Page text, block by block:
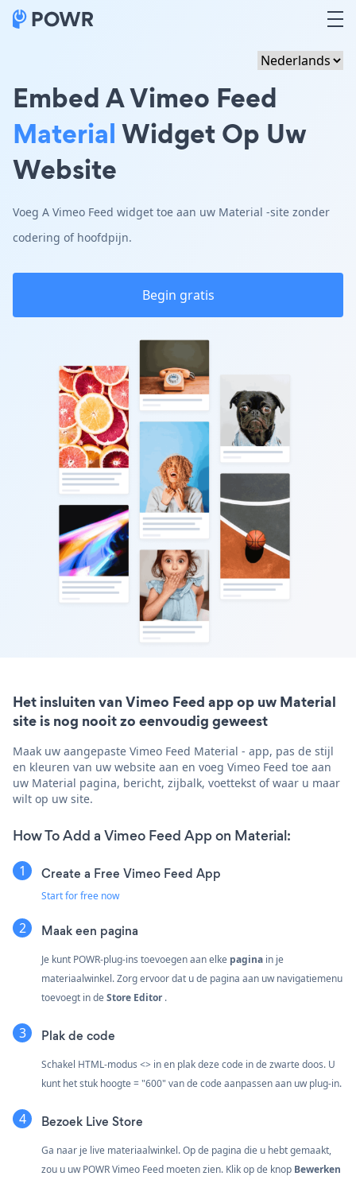
Embed A Vimeo Feed
MaterialWidget Op Uw
Website
Voeg A Vimeo Feed widget toe aan uw Material -site zonder
codering of hoofdpijn.
Begin gratis
Het insluiten van Vimeo Feed app op uw Material
site is nog nooit zo eenvoudig geweest
Maak uw aangepaste Vimeo Feed Material - app, pas de stijl
en kleuren van uw website aan en voeg Vimeo Feed toe aan
uw Material pagina, bericht, zijbalk, voettekst of waar u maar
wilt op uw site.
How To Add a Vimeo Feed App on Material:
Create a Free Vimeo Feed App
Start for free now
Maak een pagina
Je kunt POWR-plug-ins toevoegen aan elke pagina in je
materiaalwinkel. Zorg ervoor dat u de pagina aan uw navigatiemenu
toevoegt in deStore Editor.
Plak de code
Schakel HTML-modus <> in en plak deze code in de zwarte doos. U
kunt het stuk hoogte = "600" van de code aanpassen aan uw plug-in.
Bezoek Live Store
Ga naar je live materiaalwinkel. Op de pagina die u hebt gemaakt,
zou u uw POWR Vimeo Feed moeten zien. Klik op de knop Bewerken